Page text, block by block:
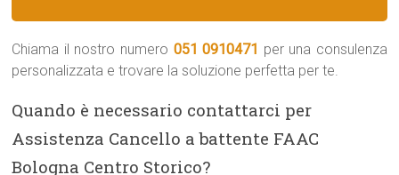
Chiama il nostro numero 051 0910471 per una consulenza
personalizzata e trovare la soluzione perfetta per te.
Quando è necessario contattarci per
Assistenza Cancello a battente FAAC
Bologna Centro Storico?